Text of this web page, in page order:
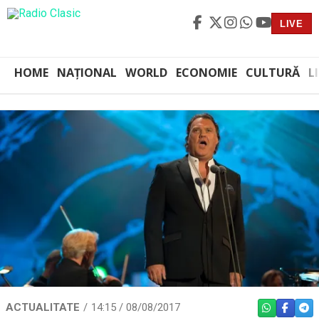
LIVE
HOME NAȚIONAL WORLD ECONOMIE CULTURĂ
ACTUALITATE 14:15 / 08/08/2017 WHATSAPP